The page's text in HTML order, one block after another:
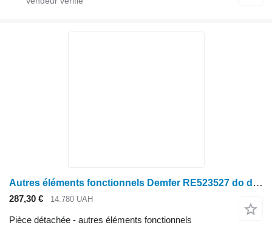
Autres éléments fonctionnels Demfer RE523527 do dviguna John Deere 6090, 8130, 8225R, 8230, 8330 REMAN RE523527 pour tracteur à roues John Deere 6090
287,30 € 14.780 UAH
Pièce détachée - autres éléments fonctionnels